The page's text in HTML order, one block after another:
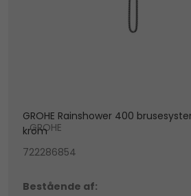
GROHE Rainshower 400
krom
GROHE
722286854
Bestående af: